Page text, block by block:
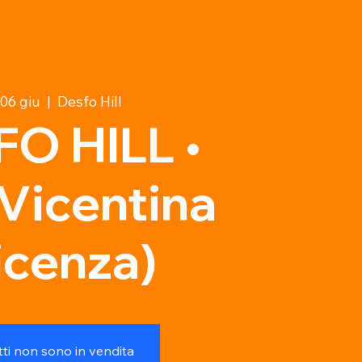
giu
  |
Desfo Hill
HILL •
non sono in vendita